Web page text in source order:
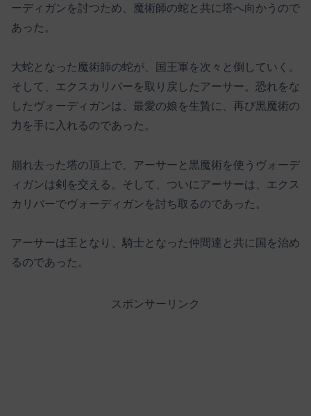
ーディガンを討つため、魔術師の蛇と共に塔へ向かうので
あった。
大蛇となった魔術師の蛇が、国王軍を次々と倒していく。
そして、エクスカリバーを取り戻したアーサー。恐れをな
したヴォーディガンは、最愛の娘を生贄に、再び黒魔術の
力を手に入れるのであった。
崩れ去った塔の頂上で、アーサーと黒魔術を使うヴォーデ
ィガンは剣を交える。そして、ついにアーサーは、エクス
カリバーでヴォーディガンを討ち取るのであった。
アーサーは王となり、騎士となった仲間達と共に国を治め
るのであった。
スポンサーリンク